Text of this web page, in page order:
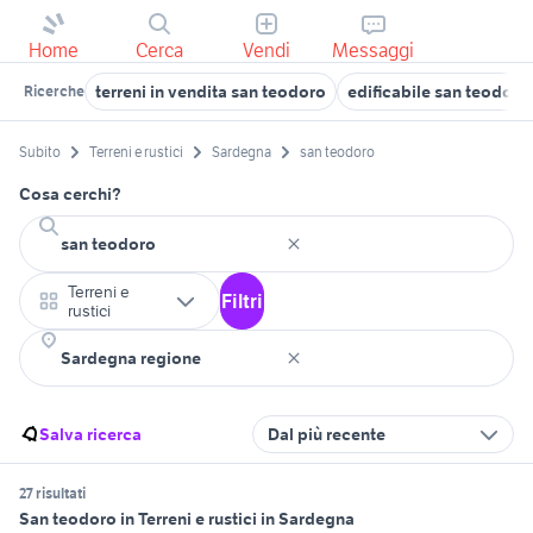
Home Cerca Vendi Messaggi
Ricerche terreni in vendita san teodoro edificabile san teodoro
Subito Terreni e rustici Sardegna san teodoro
Cosa cerchi?
Terreni e
rustici
Filtri
Salva ricerca Dal più recente
27 risultati
San teodoro in Terreni e rustici in Sardegna